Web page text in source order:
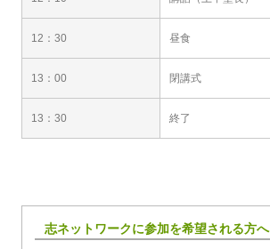
12：30 昼食
13：00 閉講式
13：30 終了
志ネットワークに参加を希望される方へ